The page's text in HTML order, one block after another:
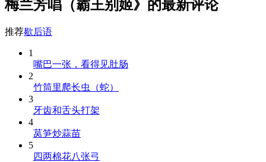
梅兰芳唱（霸王别姬》的最新评论
推荐歇后语
1
嘴巴一张，看得见肚肠
2
竹筒里爬长虫（蛇）
3
牙齿和舌头打架
4
莴笋炒蒜苗
5
四两棉花八张弓